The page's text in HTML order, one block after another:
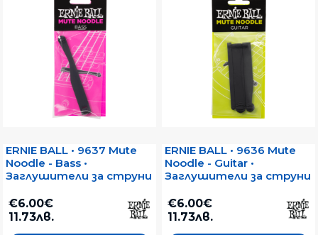
ERNIE BALL • 9637 Mute
Noodle - Bass •
Заглушители за струни
€6.00€
11.73лв.
ERNIE BALL • 9636 Mute
Noodle - Guitar •
Заглушители за струни
€6.00€
11.73лв.